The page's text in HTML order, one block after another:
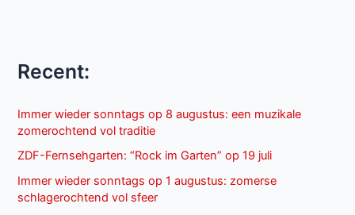
Recent:
Immer wieder sonntags op 8 augustus: een muzikale
zomerochtend vol traditie
ZDF-Fernsehgarten: “Rock im Garten” op 19 juli
Immer wieder sonntags op 1 augustus: zomerse
schlagerochtend vol sfeer